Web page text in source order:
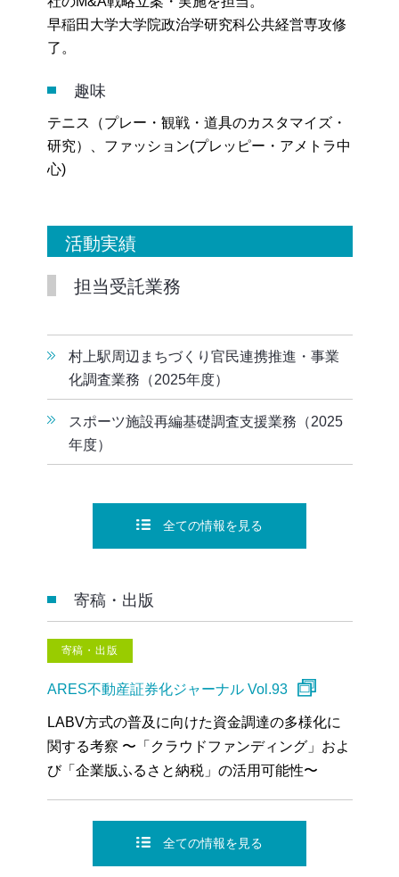
早稲田大学大学院政治学研究科公共経営専攻修
了。
趣味
テニス（プレー・観戦・道具のカスタマイズ・
研究）、ファッション(プレッピー・アメトラ中
心)
活動実績
担当受託業務
村上駅周辺まちづくり官民連携推進・事業
化調査業務（2025年度）
スポーツ施設再編基礎調査支援業務（2025
年度）
全ての情報を見る
寄稿・出版
寄稿・出版
ARES不動産証券化ジャーナル Vol.93
LABV方式の普及に向けた資金調達の多様化に
関する考察 〜「クラウドファンディング」およ
び「企業版ふるさと納税」の活用可能性〜
全ての情報を見る